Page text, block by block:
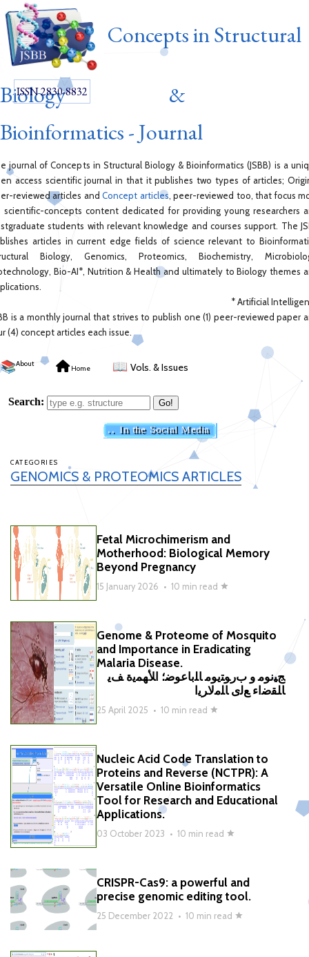
Concepts in Structural
Biology &
Bioinformatics - Journal
ISSN 2830-8832
journal of Concepts in Structural Biology & Bioinformatics (JSBB) is a
access scientific journal in that it publishes two types of articles;
reviewed articles andConcept articles, peer-reviewed too, that focus
scientific-concepts content dedicated for providing young researchers
students with relevant knowledge and courses support. The
articles in current edge fields of science relevant to
Biology, Genomics, Proteomics, Biochemistry,
Bio-AI*, Nutrition & Health and ultimately to Biology themes
* Artificial
is a monthly journal that strives to publish one (1) peer-reviewed paper
(4) concept articles each issue.
📚About Home 📖 Vols. & Issues
CATEGORIES
GENOMICS & PROTEOMICS ARTICLES
Fetal Microchimerism and
Motherhood: Biological Memory
Beyond Pregnancy
15 January 2026 • 10 min read
Genome & Proteome of Mosquito
and Importance in Eradicating
Malaria Disease.
ﺞﻴﻧﻮﻣ ﻭ ﺏﺭﻮﺘﻳﻮﻣ ﺎﻠﺑﺎﻋﻮﺿ؛ ﺍﻸﻬﻤﻳﺓ ﻒﻳ
ﺎﻠﻘﺿﺍﺀ ﻊﻟﻯ ﺎﻠﻣﻻﺮﻳﺍ
25 April 2025 • 10 min read
Nucleic Acid Code Translation to
Proteins and Reverse (NCTPR): A
Versatile Online Bioinformatics
Tool for Research and Educational
Applications.
03 October 2023 • 10 min read
CRISPR-Cas9: a powerful and
precise genomic editing tool.
25 December 2022 • 10 min read